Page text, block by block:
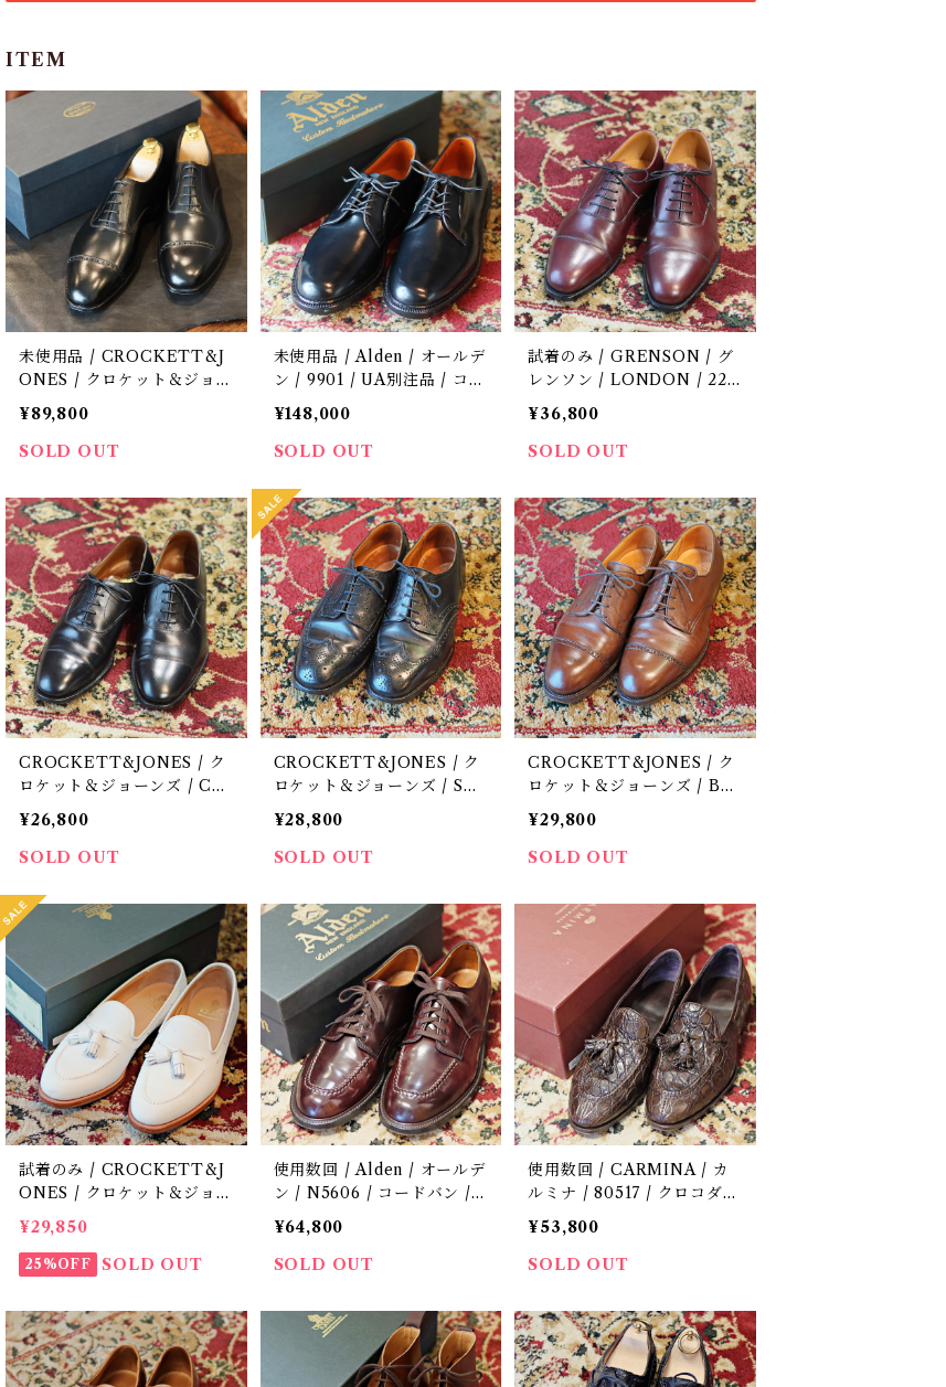
ITEM
未使用品 / CROCKETT&J
ONES / クロケット＆ジョー
ンズ / BELGRAVE3 / ハン
ドグレード / 定価15.4万 /中
古 / 革靴 / 6 1/2 E
¥89,800
SOLD OUT
未使用品 / Alden / オールデ
ン / 9901 / UA別注品 / コー
ドバン / バリーラスト / 中古
/ 革靴 / 8 1/2D(US)
¥148,000
SOLD OUT
試着のみ / GRENSON / グ
レンソン / LONDON / 223
46 / 定価9.9万円 / 革靴 / 中
古 / 8 F
¥36,800
SOLD OUT
CROCKETT&JONES / ク
ロケット＆ジョーンズ / CO
NNAUGHT / リカラー品 /
中古 / 革靴 / 8 E
¥26,800
SOLD OUT
CROCKETT&JONES / ク
ロケット＆ジョーンズ / SAL
ISBURY / Rogerson shoes
別注 / 中古 / 革靴 / 8 F
¥28,800
SOLD OUT
CROCKETT&JONES / ク
ロケット＆ジョーンズ / BR
UNSWICK / ハンドグレー
ドライン / 中古 / 革靴 / 8 E
¥29,800
SOLD OUT
試着のみ / CROCKETT&J
ONES / クロケット＆ジョー
ンズ / CAVENDISH3 / 定価
10.5万円 / 中古 / 革靴 / 8 E
¥29,850
25%OFF SOLD OUT
使用数回 / Alden / オールデ
ン / N5606 / コードバン /
トゥルーバランスラスト / 中
古 / 革靴 / 8 1/2 D(US)
¥64,800
SOLD OUT
使用数回 / CARMINA / カ
ルミナ / 80517 / クロコダイ
ル / 定価17.8万 / 革靴 / 中古
/ 8
¥53,800
SOLD OUT